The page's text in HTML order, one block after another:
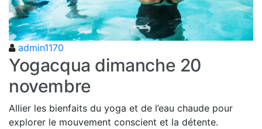
admin1170
Yogacqua dimanche 20
novembre
Allier les bienfaits du yoga et de l’eau chaude pour
explorer le mouvement conscient et la détente.